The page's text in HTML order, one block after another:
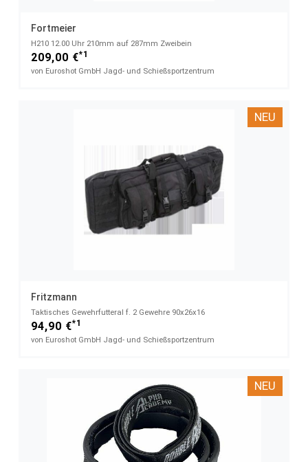
Fortmeier
H210 12.00 Uhr​ 210mm auf 287mm Zweibein
209,00 €*1
von Euroshot GmbH Jagd- und Schießsportzentrum
NEU
Fritzmann
Taktisches Gewehrfutteral​ f. 2 Gewehre 90x26x16
94,90 €*1
von Euroshot GmbH Jagd- und Schießsportzentrum
NEU